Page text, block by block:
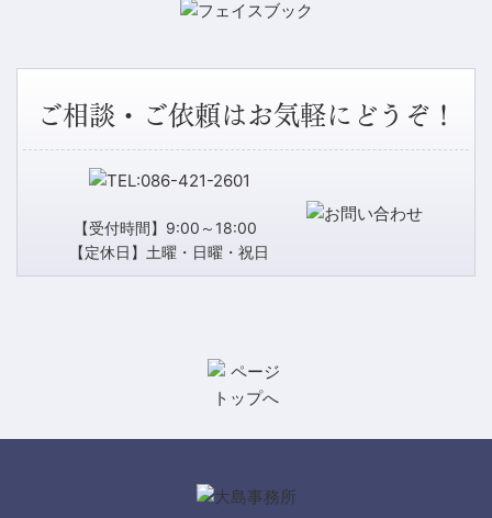
ご相談・ご依頼はお気軽にどうぞ！
【受付時間】9:00～18:00
【定休日】土曜・日曜・祝日